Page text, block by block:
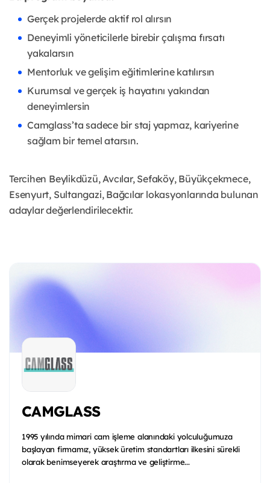
Gerçek projelerde aktif rol alırsın
Deneyimli yöneticilerle birebir çalışma fırsatı
yakalarsın
Mentorluk ve gelişim eğitimlerine katılırsın
Kurumsal ve gerçek iş hayatını yakından
deneyimlersin
Camglass’ta sadece bir staj yapmaz, kariyerine
sağlam bir temel atarsın.
Tercihen Beylikdüzü, Avcılar, Sefaköy, Büyükçekmece,
Esenyurt, Sultangazi, Bağcılar lokasyonlarında bulunan
adaylar değerlendirilecektir.
CAMGLASS
1995 yılında mimari cam işleme alanındaki yolculuğumuza
başlayan firmamız, yüksek üretim standartları ilkesini sürekli
olarak benimseyerek araştırma ve geliştirme...